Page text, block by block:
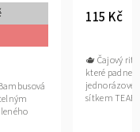
115 Kč
🫖 Čajový
které padne
jednorázové
sítkem